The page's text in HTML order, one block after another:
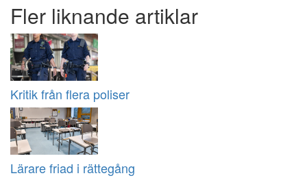
Fler liknande artiklar
Kritik från flera poliser
Lärare friad i rättegång